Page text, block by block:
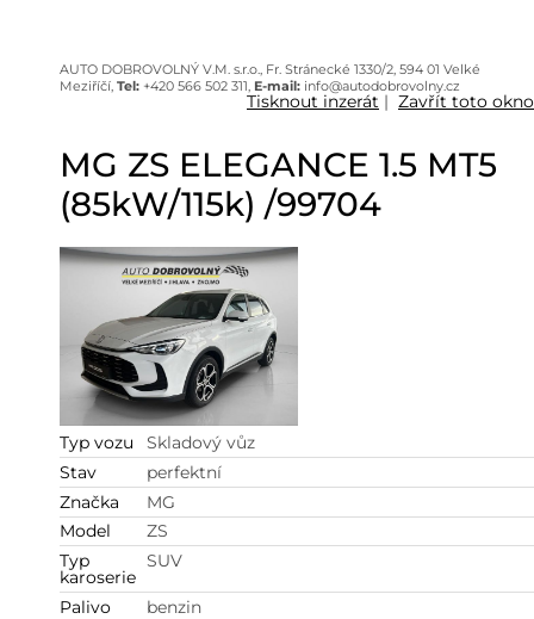
AUTO DOBROVOLNÝ V.M. s.r.o., Fr. Stránecké 1330/2, 594 01 Velké
Meziříčí, Tel: +420 566 502 311, E-mail: info@autodobrovolny.cz
Tisknout inzerát | Zavřít toto okno
MG ZS ELEGANCE 1.5 MT5
(85kW/115k) /99704
Typ vozu
Skladový vůz
Stav
perfektní
Značka
MG
Model
ZS
Typ
karoserie
SUV
Palivo
benzin